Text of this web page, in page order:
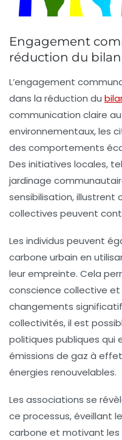
Engagement
réduction du
L’engagement
dans la réduction du
communication claire
environnementaux, les
des comportements
Des initiatives locales,
jardinage
sensibilisation, illustrent
collectives peuvent
Les individus peuvent
carbone urbain en
leur empreinte. Cela
conscience collective
changements
collectivités, il est
politiques publiques qui
émissions de gaz à
énergies renouvelables.
Les associations se
ce processus, éveillant
carbone et motivant les